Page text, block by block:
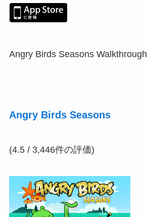
Angry Birds Seasons Walkthrough
Angry Birds Seasons
(4.5 / 3,446件の評価)